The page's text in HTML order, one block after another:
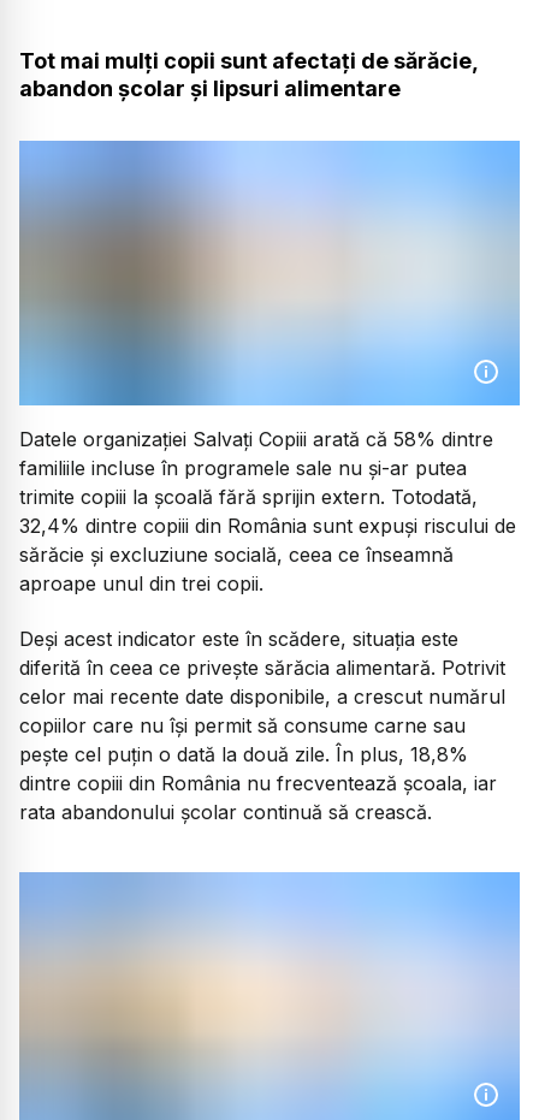
Tot mai mulți copii sunt afectați de sărăcie,
abandon școlar și lipsuri alimentare
Datele organizației Salvați Copiii arată că 58% dintre
familiile incluse în programele sale nu și-ar putea
trimite copiii la școală fără sprijin extern. Totodată,
32,4% dintre copiii din România sunt expuși riscului de
sărăcie și excluziune socială, ceea ce înseamnă
aproape unul din trei copii.
Deși acest indicator este în scădere, situația este
diferită în ceea ce privește sărăcia alimentară. Potrivit
celor mai recente date disponibile, a crescut numărul
copiilor care nu își permit să consume carne sau
pește cel puțin o dată la două zile. În plus, 18,8%
dintre copiii din România nu frecventează școala, iar
rata abandonului școlar continuă să crească.